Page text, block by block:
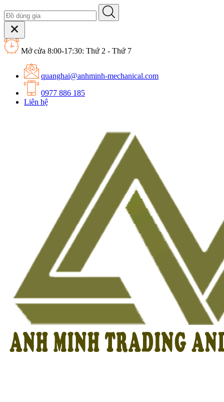
Mở cửa 8:00-17:30: Thứ 2 - Thứ 7
quanghai@anhminh-mechanical.com
0977 886 185
Liên hệ